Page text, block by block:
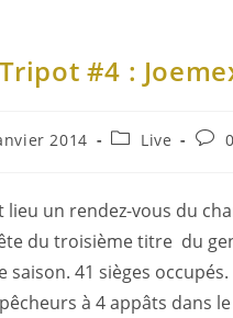
#4 :
2014 Live
lieu un rendez-vous du
du troisième titre du
saison. 41 sièges
à 4 appâts dans le